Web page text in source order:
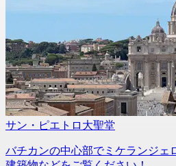
サン・ピエトロ大聖堂
バチカンの中心部でミケランジェ